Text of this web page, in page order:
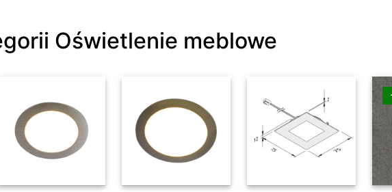
Oświetlenie meblowe